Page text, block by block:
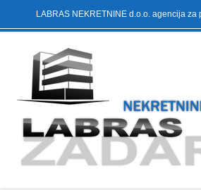
LABRAS NEKRETNINE d.o.o. agencija za